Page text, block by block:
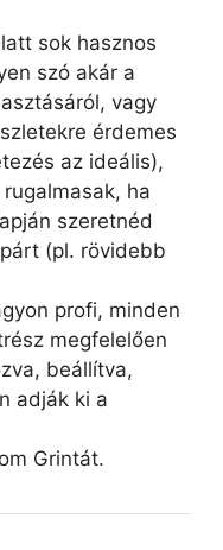
sok hasznos
szó akár a
vagy
érdemes
az ideális),
ha
szeretnéd
(pl. rövidebb
profi, minden
megfelelően
beállítva,
adják ki a
Grintát.